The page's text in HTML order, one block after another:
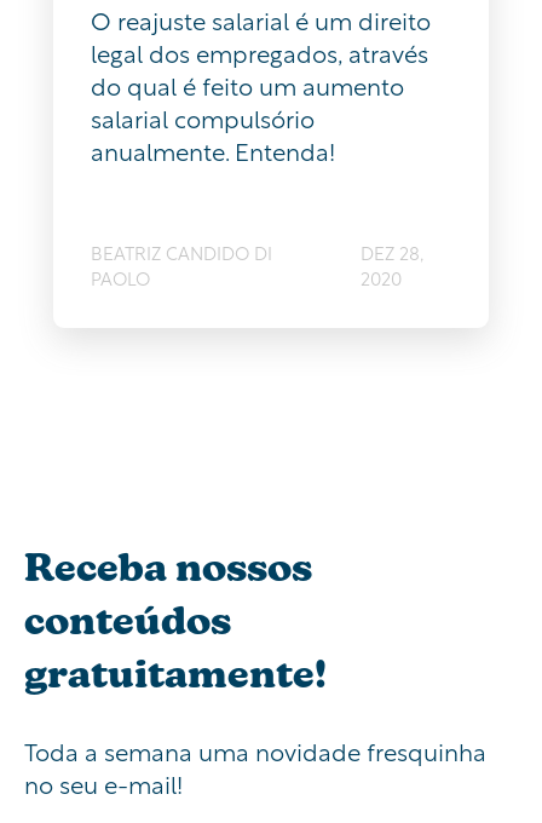
O reajuste salarial é um direito
legal dos empregados, através
do qual é feito um aumento
salarial compulsório
anualmente. Entenda!
BEATRIZ CANDIDO DI
PAOLO
DEZ 28,
2020
Receba nossos
conteúdos
gratuitamente!
Toda a semana uma novidade fresquinha
no seu e-mail!